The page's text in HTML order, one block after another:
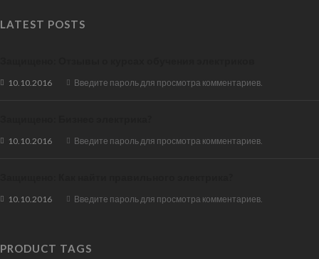
LATEST POSTS
10.10.2016 Введите пароль для просмотра комментариев.
10.10.2016 Введите пароль для просмотра комментариев.
10.10.2016 Введите пароль для просмотра комментариев.
PRODUCT TAGS